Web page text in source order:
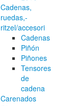
Cadenas,
ruedas,-
ritzel/accesori
Cadenas
Piñón
Piñones
Tensores
de
cadena
Carenados